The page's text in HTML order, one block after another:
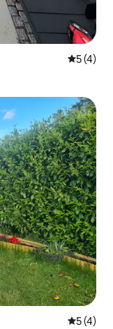
5 (4)
5 (4)